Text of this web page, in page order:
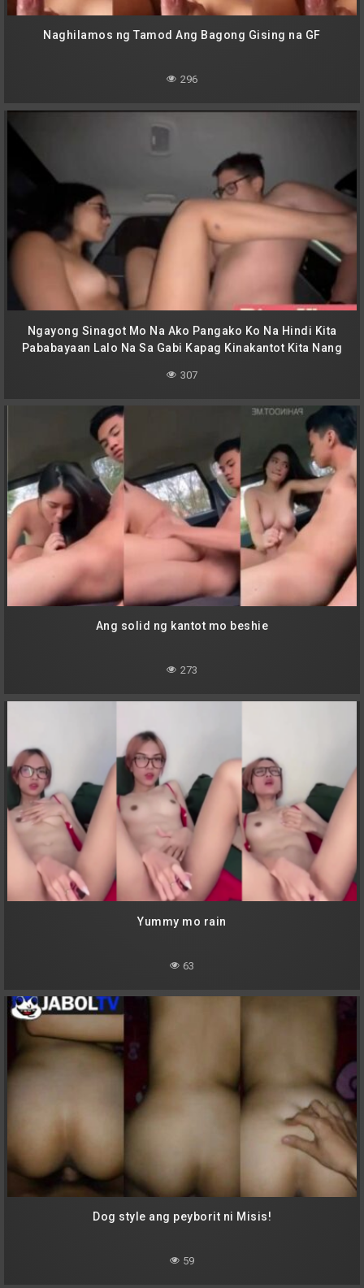
Naghilamos ng Tamod Ang Bagong Gising na GF
296
Ngayong Sinagot Mo Na Ako Pangako Ko Na Hindi Kita
Pababayaan Lalo Na Sa Gabi Kapag Kinakantot Kita Nang
307
Ang solid ng kantot mo beshie
273
Yummy mo rain
63
Dog style ang peyborit ni Misis!
59